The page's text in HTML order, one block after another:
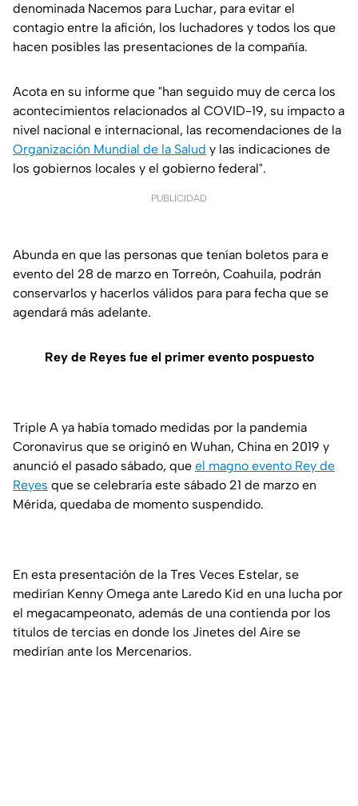
denominada Nacemos para Luchar, para evitar el
contagio entre la afición, los luchadores y todos los que
hacen posibles las presentaciones de la compañía.
Acota en su informe que "han seguido muy de cerca los
acontecimientos relacionados al COVID-19, su impacto a
nivel nacional e internacional, las recomendaciones de la
Organización Mundial de la Salud y las indicaciones de
los gobiernos locales y el gobierno federal".
PUBLICIDAD
Abunda en que las personas que tenían boletos para e
evento del 28 de marzo en Torreón, Coahuila, podrán
conservarlos y hacerlos válidos para para fecha que se
agendará más adelante.
Rey de Reyes fue el primer evento pospuesto
Triple A ya había tomado medidas por la pandemia
Coronavirus que se originó en Wuhan, China en 2019 y
anunció el pasado sábado, que el magno evento Rey de
Reyes que se celebraría este sábado 21 de marzo en
Mérida, quedaba de momento suspendido.
En esta presentación de la Tres Veces Estelar, se
medirían Kenny Omega ante Laredo Kid en una lucha por
el megacampeonato, además de una contienda por los
títulos de tercias en donde los Jinetes del Aire se
medirían ante los Mercenarios.